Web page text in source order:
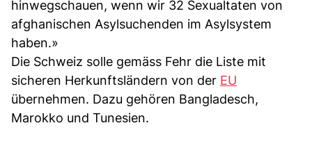
hinwegschauen, wenn wir 32 Sexualtaten von
afghanischen Asylsuchenden im Asylsystem
haben.»
Die Schweiz solle gemäss Fehr die Liste mit
sicheren Herkunftsländern von der EU
übernehmen. Dazu gehören Bangladesch,
Marokko und Tunesien.